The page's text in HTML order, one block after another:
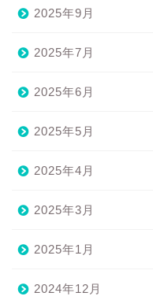
2025年9月
2025年7月
2025年6月
2025年5月
2025年4月
2025年3月
2025年1月
2024年12月